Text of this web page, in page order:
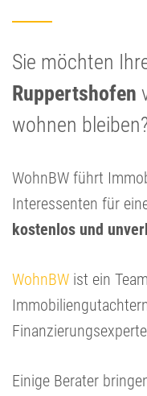
Sie möchten
Ruppertshofen
wohnen
WohnBW führt
Interessenten für
kostenlos und
WohnBW ist ein
Einige Berater